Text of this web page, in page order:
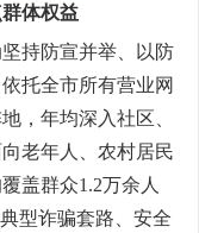
体权益
持防宣并举、以防
托全市所有营业网
，年均深入社区、
老年人、农村居民
盖群众1.2万余人
型诈骗套路、安全